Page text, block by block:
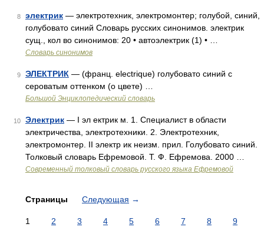
8 электрик — электротехник, электромонтер; голубой, синий,
голубовато синий Словарь русских синонимов. электрик
сущ., кол во синонимов: 20 • автоэлектрик (1) • …
Словарь синонимов
9 ЭЛЕКТРИК — (франц. electrique) голубовато синий с
сероватым оттенком (о цвете) …
Большой Энциклопедический словарь
10 Электрик — I эл ектрик м. 1. Специалист в области
электричества, электротехники. 2. Электротехник,
электромонтер. II электр ик неизм. прил. Голубовато синий.
Толковый словарь Ефремовой. Т. Ф. Ефремова. 2000 …
Современный толковый словарь русского языка Ефремовой
Страницы Следующая →
1 2 3 4 5 6 7 8
9